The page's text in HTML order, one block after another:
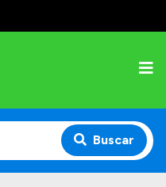
Buscar